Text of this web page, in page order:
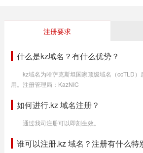
注册要求
什么是kz域名？有什么优势？
kz域名为哈萨克斯坦国家顶级域名（ccTLD
用。注册管理局：KazNIC
如何进行.kz 域名注册？
通过我司注册可以即刻生效。
谁可以注册.kz 域名？注册有什么特